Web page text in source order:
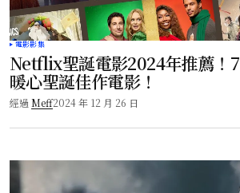
電影影集
Netflix聖誕電影2024年推薦！
暖心聖誕佳作電影！
經過 Meff2024 年 12 月 26 日